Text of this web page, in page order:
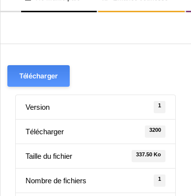
LE-
BOURG
Télécharger
Version 1
Télécharger 3200
Taille du fichier 337.50 Ko
Nombre de fichiers 1